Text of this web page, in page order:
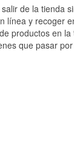
motorhome.
More
de la tienda
línea y recoger
productos en
que pasar